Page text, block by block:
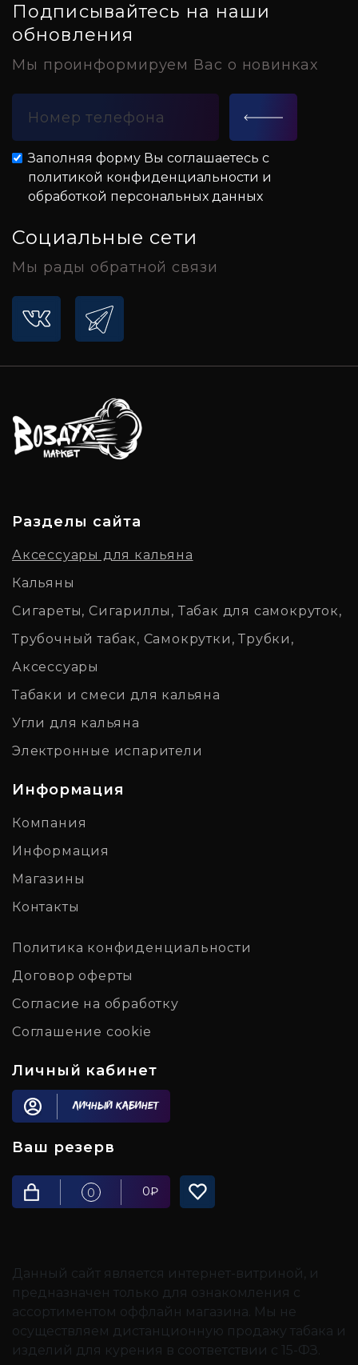
Подписывайтесь на наши
обновления
Мы проинформируем Вас о новинках
Заполняя форму Вы соглашаетесь с
политикой конфиденциальности и
обработкой персональных данных
Социальные сети
Мы рады обратной связи
Разделы сайта
Аксессуары для кальяна
Кальяны
Сигареты, Сигариллы, Табак для самокруток,
Трубочный табак, Самокрутки, Трубки,
Аксессуары
Табаки и смеси для кальяна
Угли для кальяна
Электронные испарители
Информация
Компания
Информация
Магазины
Контакты
Политика конфиденциальности
Договор оферты
Согласие на обработку
Соглашение cookie
Личный кабинет
Личный кабинет
Ваш резерв
0 0₽
Данный сайт является интернет-витриной, и
предназначен только для ознакомления с
ассортиментом оффлайн магазина. Мы не
осуществляем дистанционную продажу табака и
изделий для курения в соответствии с 15-ФЗ.